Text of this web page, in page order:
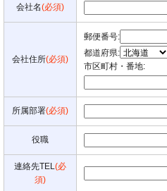
会社名(必須)
会社住所(必須)
郵便番号:
都道府県:
市区町村・番地:
所属部署(必須)
役職
連絡先TEL (必
須)